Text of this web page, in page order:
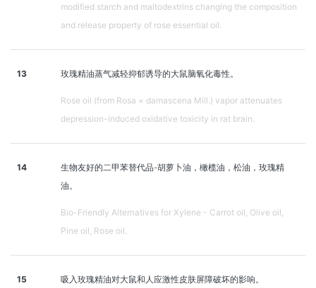
modified starch and maltodextrins changing the composition
and release property of rose essential oil.
13 玫瑰精油蒸气减轻抑郁诱导的大鼠脑氧化毒性。
Rose oil (from Rosa × damascena Mill.) vapor attenuates
depression-induced oxidative toxicity in rat brain.
14
生物友好的二甲苯替代品-胡萝卜油，橄榄油，松油，玫瑰精
油。
Bio-Friendly Alternatives for Xylene - Carrot oil, Olive oil,
Pine oil, Rose oil.
15 吸入玫瑰精油对大鼠和人应激性皮肤屏障破坏的影响。